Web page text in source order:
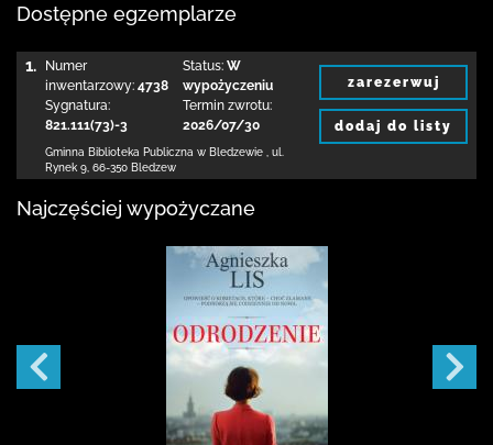
Dostępne egzemplarze
1.
Numer
inwentarzowy: 4738
Sygnatura:
821.111(73)-3
Status: W
wypożyczeniu
Termin zwrotu:
2026/07/30
Gminna Biblioteka Publiczna w Bledzewie
ul.
Rynek 9 66-350 Bledzew
zarezerwuj
dodaj do listy
Najczęściej wypożyczane